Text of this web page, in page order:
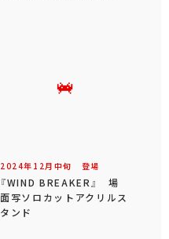
2024年 12 月 中旬 登場
『WIND BREAKER』 場
面写ソロカットアクリルス
タンド